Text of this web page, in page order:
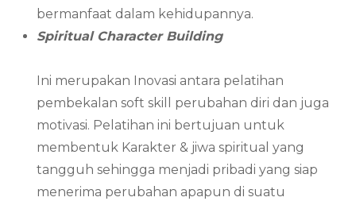
bermanfaat dalam kehidupannya.
Spiritual Character Building
Ini merupakan Inovasi antara pelatihan
pembekalan soft skill perubahan diri dan juga
motivasi. Pelatihan ini bertujuan untuk
membentuk Karakter & jiwa spiritual yang
tangguh sehingga menjadi pribadi yang siap
menerima perubahan apapun di suatu